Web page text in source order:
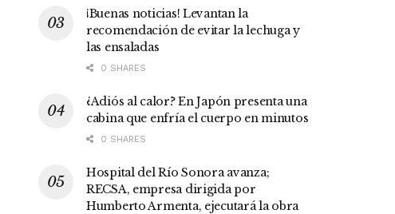
¡Buenas noticias! Levantan la
recomendación de evitar la lechuga y
las ensaladas
0 SHARES
¿Adiós al calor? En Japón presenta una
cabina que enfría el cuerpo en minutos
0 SHARES
Hospital del Río Sonora avanza;
RECSA, empresa dirigida por
Humberto Armenta, ejecutará la obra